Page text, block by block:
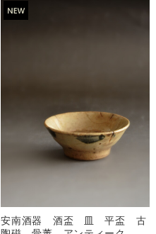
安南酒器 酒盃 皿 平盃 古